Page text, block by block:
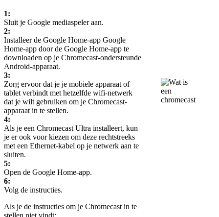
1:
Sluit je Google mediaspeler aan.
2:
Installeer de Google Home-app Google
Home-app door de Google Home-app te
downloaden op je Chromecast-ondersteunde
Android-apparaat.
3:
Zorg ervoor dat je je mobiele apparaat of
tablet verbindt met hetzelfde wifi-netwerk
dat je wilt gebruiken om je Chromecast-
apparaat in te stellen.
4:
Als je een Chromecast Ultra installeert, kun
je er ook voor kiezen om deze rechtstreeks
met een Ethernet-kabel op je netwerk aan te
sluiten.
5:
Open de Google Home-app.
6:
Volg de instructies.
Als je de instructies om je Chromecast in te
stellen niet vindt: